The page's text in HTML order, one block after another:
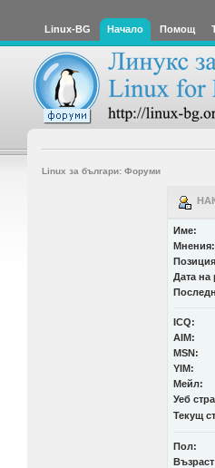
Linux-BG Начало Помощ
Linux за българи: Форуми
Име:
Мнения:
Дата на
ICQ:
AIM:
MSN:
YIM:
Мейл:
Уеб
Текущ
Пол: